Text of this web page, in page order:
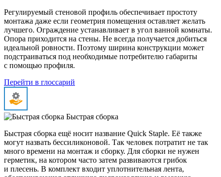
Регулируемый стеновой профиль обеспечивает простоту
монтажа даже если геометрия помещения оставляет желать
лучшего. Ограждение устанавливает в угол ванной комнаты.
Опора приходится на стены. Не всегда получается добиться
идеальной ровности. Поэтому ширина конструкции может
подстраиваться под необходимые потребителю габариты
с помощью профиля.
Перейти в глоссарий
Быстрая сборка
Быстрая сборка ещё носит название Quick Staple. Её также
могут назвать бессиликоновой. Так человек потратит не так
много времени на монтаж и сборку. Для сборки не нужен
герметик, на котором часто затем развиваются грибок
и плесень. В комплект входит уплотнительная лента,